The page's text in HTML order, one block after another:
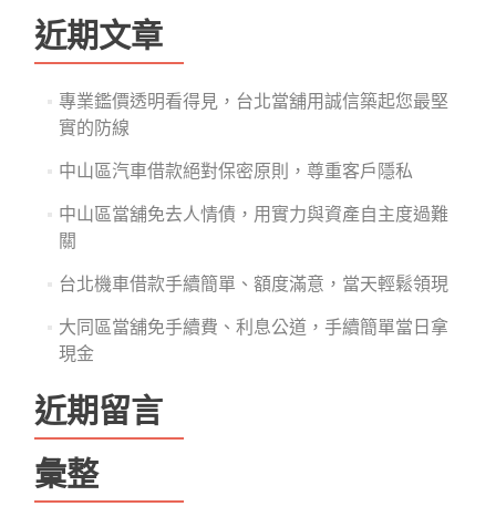
鍵
字:
近期文章
專業鑑價透明看得見，台北當舖用誠信築起您最堅
實的防線
中山區汽車借款絕對保密原則，尊重客戶隱私
中山區當舖免去人情債，用實力與資產自主度過難
關
台北機車借款手續簡單、額度滿意，當天輕鬆領現
大同區當舖免手續費、利息公道，手續簡單當日拿
現金
近期留言
彙整